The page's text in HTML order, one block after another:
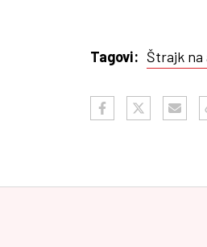
Tagovi: Štrajk na